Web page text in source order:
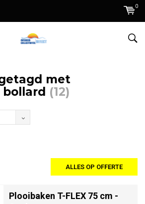
0
met
(12)
ALLES OP OFFERTE
Plooibaken T-FLEX 75 cm -